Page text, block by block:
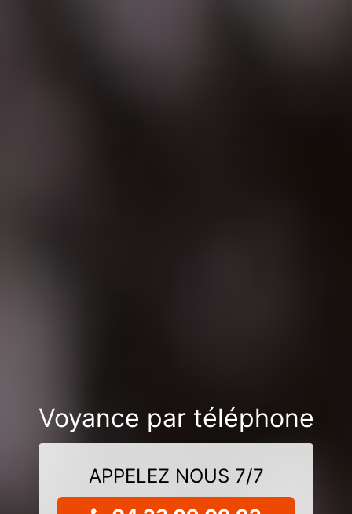
Voyance par téléphone
APPELEZ NOUS 7/7